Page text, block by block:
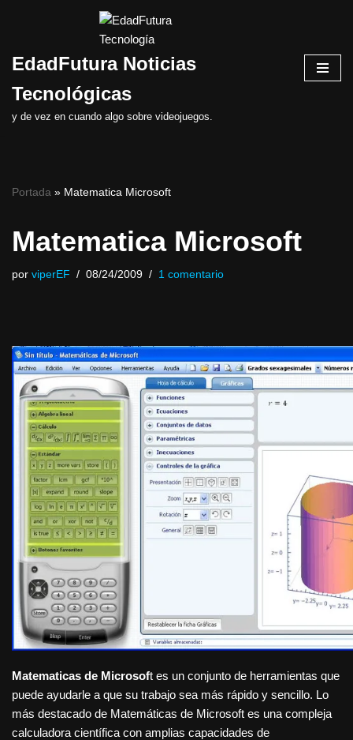
al
EdadFutura Noticias
Tecnológicas
y de vez en cuando algo sobre videojuegos.
Portada » Matematica Microsoft
Matematica Microsoft
por viperEF 08/24/2009 1 comentario
Matematicas de Microsoft es un conjunto de herramientas que
puede ayudarle a que su trabajo sea más rápido y sencillo. Lo
más destacado de Matemáticas de Microsoft es una compleja
calculadora científica con amplias capacidades de